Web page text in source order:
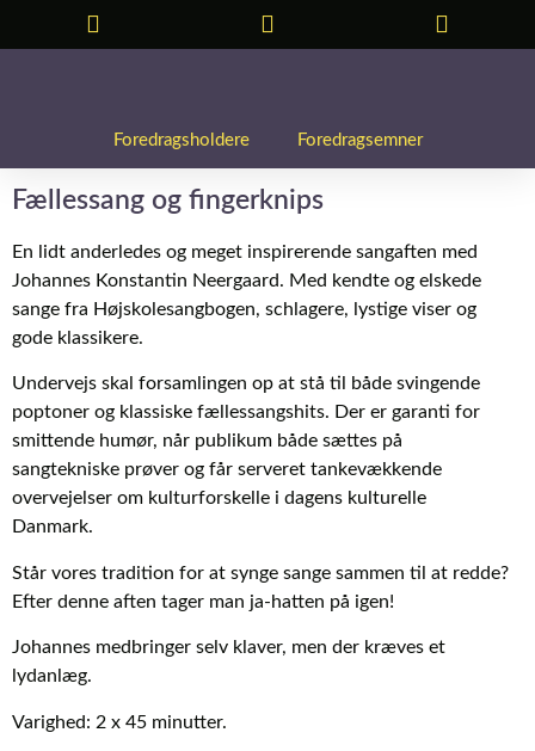
Foredragsholdere Foredragsemner
Fællessang og fingerknips
En lidt anderledes og meget inspirerende sangaften med
Johannes Konstantin Neergaard. Med kendte og elskede
sange fra Højskolesangbogen, schlagere, lystige viser og
gode klassikere.
Undervejs skal forsamlingen op at stå til både svingende
poptoner og klassiske fællessangshits. Der er garanti for
smittende humør, når publikum både sættes på
sangtekniske prøver og får serveret tankevækkende
overvejelser om kulturforskelle i dagens kulturelle
Danmark.
Står vores tradition for at synge sange sammen til at redde?
Efter denne aften tager man ja-hatten på igen!
Johannes medbringer selv klaver, men der kræves et
lydanlæg.
Varighed: 2 x 45 minutter.